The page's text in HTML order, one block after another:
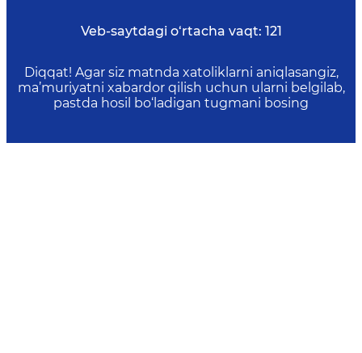
Veb-saytdagi o‘rtacha vaqt: 121
Diqqat! Agar siz matnda xatoliklarni aniqlasangiz,
ma’muriyatni xabardor qilish uchun ularni belgilab,
pastda hosil bo‘ladigan tugmani bosing